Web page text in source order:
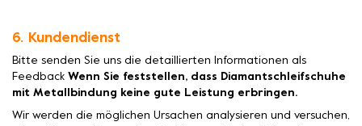
6. Kundendienst
Bitte senden Sie uns die detaillierten Informationen als
Feedback Wenn Sie feststellen, dass Diamantschleifschuhe
mit Metallbindung keine gute Leistung erbringen.
Wir werden die möglichen Ursachen analysieren und versuchen,